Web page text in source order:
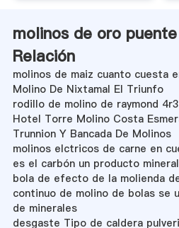
molinos de oro
Relación
molinos de maiz cuanto cuesta
Molino De Nixtamal El Triunfo
rodillo de molino de raymond
Hotel Torre Molino Costa
Trunnion Y Bancada De Molinos
molinos elctricos de carne en
es el carbón un producto
bola de efecto de la molienda
continuo de molino de bolas se
de minerales
desgaste Tipo de caldera